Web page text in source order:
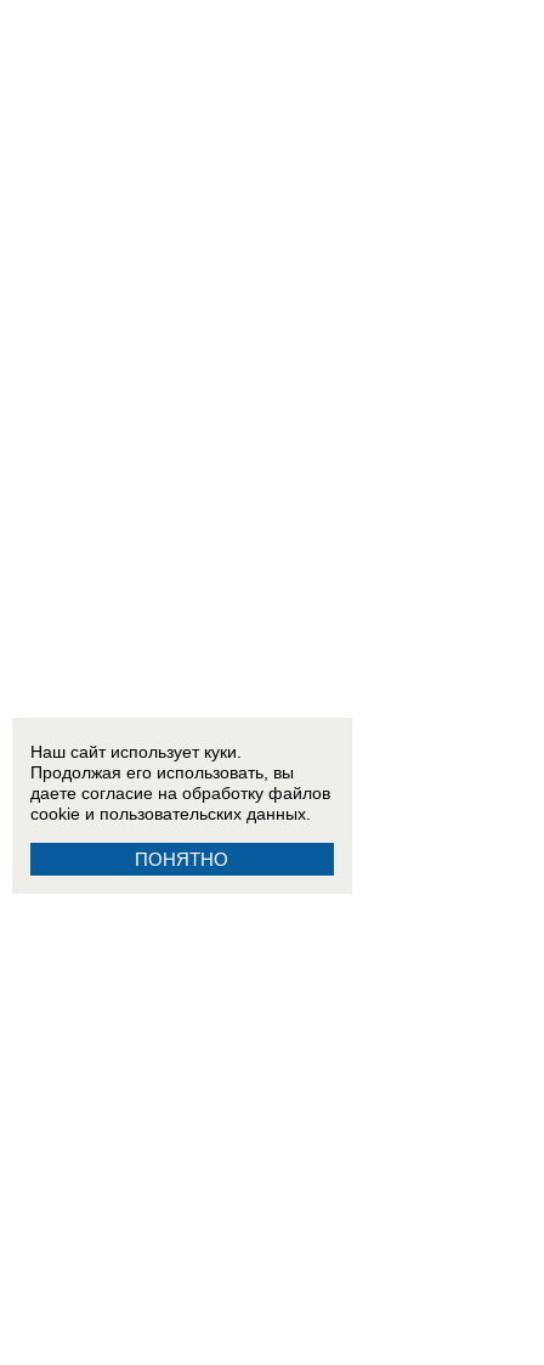
Наш сайт использует куки.
Продолжая его использовать, вы
даете согласие на обработку файлов
cookie и пользовательских данных.
ПОНЯТНО